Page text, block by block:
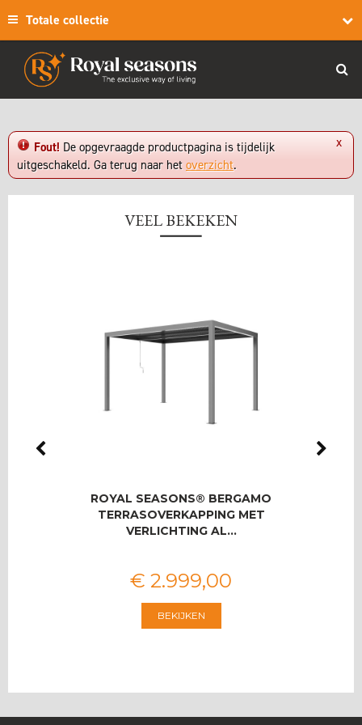
Totale collectie
x
Fout! De opgevraagde productpagina is tijdelijk
uitgeschakeld. Ga terug naar het overzicht.
VEEL BEKEKEN
ROYAL SEASONS® BERGAMO
TERRASOVERKAPPING MET
VERLICHTING AL…
€ 2.999,00
BEKIJKEN